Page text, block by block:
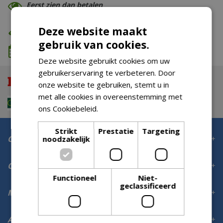
Eerst zien dan betalen
Eigen bezorg- & installatieservice
We komen wanneer het jou uitkomt
Contact
Openingstijden
Meer informatie
Aanmelden voor digitale nieuwsbrief
Deze website maakt
gebruik van cookies.
Deze website gebruikt cookies om uw
gebruikerservaring te verbeteren. Door
onze website te gebruiken, stemt u in
met alle cookies in overeenstemming met
ons Cookiebeleid.
Strikt
noodzakelijk
Prestatie Targeting
Functioneel
Niet-
geclassificeerd